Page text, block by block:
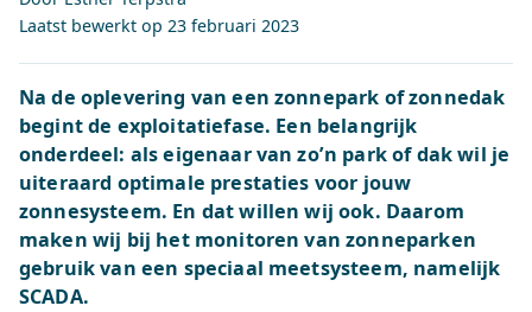
Laatst bewerkt op 23 februari 2023
Na de oplevering van een zonnepark of zonnedak
begint de exploitatiefase. Een belangrijk
onderdeel: als eigenaar van zo’n park of dak wil je
uiteraard optimale prestaties voor jouw
zonnesysteem. En dat willen wij ook. Daarom
maken wij bij het monitoren van zonneparken
gebruik van een speciaal meetsysteem, namelijk
SCADA.